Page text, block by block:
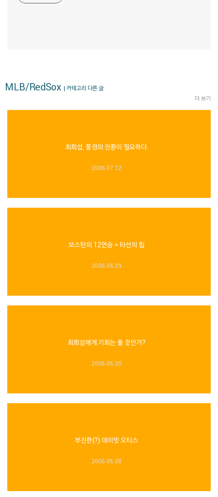
MLB/RedSox | 카테고리 다른 글
더 보기
최희섭, 풍경의 전환이 필요하다.
2006.07.12
보스턴의 12연승 = 타선의 힘
2006.06.29
최희섭에게 기회는 올 것인가?
2006.06.20
부진한(?) 데이빗 오티스
2006.06.08